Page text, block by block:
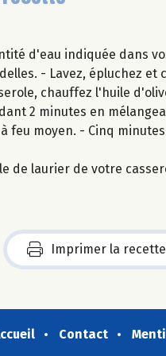
d'eau indiquée dans
- Lavez, épluchez
chauffez l'huile
2 minutes en
feu moyen. - Cinq
de laurier de votre
Imprimer la recette
Contact